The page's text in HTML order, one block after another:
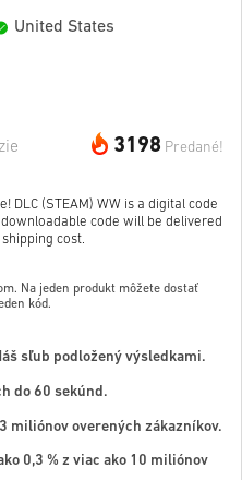
United States
3198 Predané!
DLC (STEAM) WW is a digital code
code will be delivered
cost.
Na jeden produkt môžete dostať
kód.
sľub podložený výsledkami.
do 60 sekúnd.
miliónov overených zákazníkov.
0,3 % z viac ako 10 miliónov